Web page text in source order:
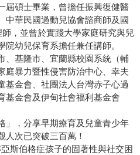
屆碩士畢業，曾擔任振興復健醫
中華民國過動兒協會諮商師及國
，並曾於實踐大學家庭研究與兒
幼兒保育系擔任兼任講師。
、基隆市、宜蘭縣校園系統（輔
庭暴力暨性侵害防治中心、幸夫
基金會、社團法人台灣赤子心過
基金會及伊甸社會福利基金會
」，分享早期療育及兒童青少年
人次已突破三百萬！
斯伯格症孩子的固著性與社交困